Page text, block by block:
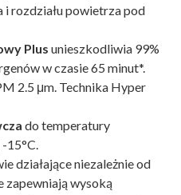
rozdziału powietrza pod
Plus unieszkodliwia 99%
w czasie 65 minut*.
2.5 μm. Technika Hyper
do temperatury
15°C.
działające niezależnie od
zapewniają wysoką